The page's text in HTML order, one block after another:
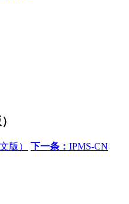
版） 下一条： IPMS-CN